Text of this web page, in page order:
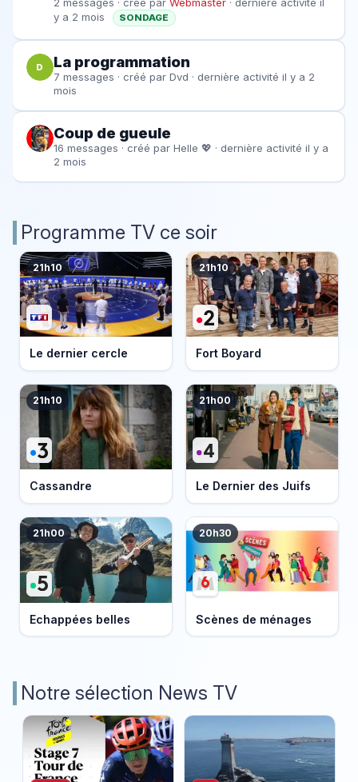
y a 2 mois
SONDAGE
D La programmation
7 messages · créé par Dvd · dernière activité il y a 2
mois
Coup de gueule
16 messages · créé par Helle 💖 · dernière activité il y a
2 mois
Programme TV ce soir
21h10
Le dernier cercle
21h10
Fort Boyard
21h10
Cassandre
21h00
Le Dernier des Juifs
21h00
Echappées belles
20h30
Scènes de ménages
Notre sélection News TV